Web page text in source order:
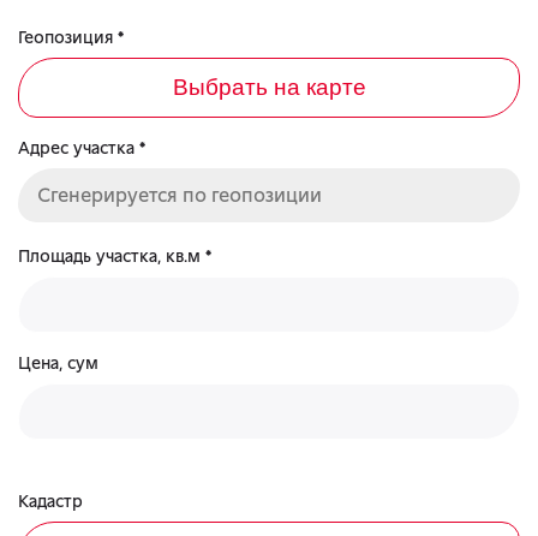
Геопозиция *
Выбрать на карте
Адрес участка *
Площадь участка, кв.м *
Цена, сум
Кадастр